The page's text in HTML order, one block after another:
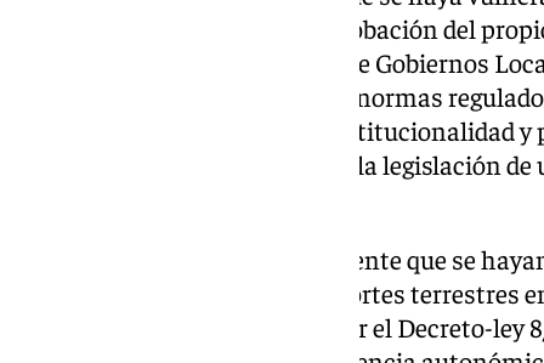
de participación local en la aprobación del
referencia al Consejo Andaluz de Gobiernos
Concertación Local, porque las normas
constituyen parámetro de constitucionalidad
preceptiva en la elaboración de la legislación
La sentencia desestima finalmente que se
estatales en materia de transportes terrestres
2/2003, en la redacción dada por el Decreto-